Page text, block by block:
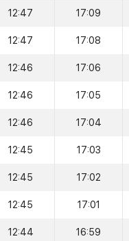
12:47 17:09
12:47 17:08
12:46 17:06
12:46 17:05
12:46 17:04
12:45 17:03
12:45 17:02
12:45 17:01
12:44 16:59